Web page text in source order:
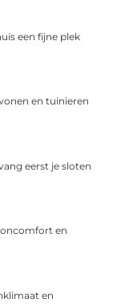
een fijne plek
en tuinieren
eerst je sloten
en
en